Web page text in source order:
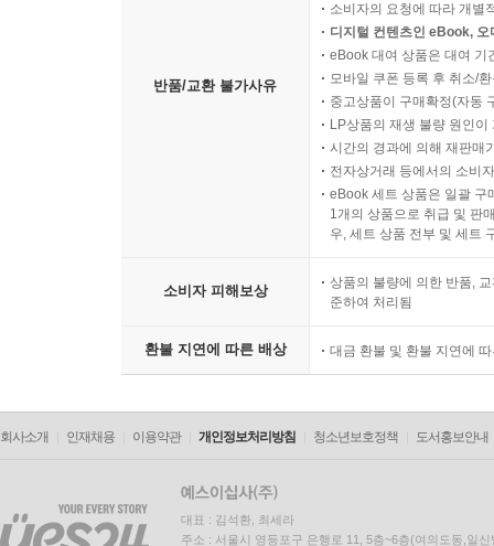
반품/교환 불가사유
소비자의 요청에 따라 개별
디지털 컨텐츠인 eBook,
eBook 대여 상품은 대여 기
모바일 쿠폰 등록 후 취소/
중고상품이 구매확정(자동
LP상품의 재생 불량 원인
시간의 경과에 의해 재판매
전자상거래 등에서의 소비
eBook 세트 상품은 일괄 구
1개의 상품으로 취급 및 판
우, 세트 상품 전부 및 세트
소비자 피해보상
상품의 불량에 의한 반품,
준하여 처리됨
환불 지연에 따른 배상 대금 환불 및 환불 지연에
회사소개 인재채용 이용약관 개인정보처리방침 청소년보호정책 도서홍보안내
대표 : 김석환, 최세라
주소 : 서울시 영등포구 은행로 11, 5층~6층(여의도동,일신